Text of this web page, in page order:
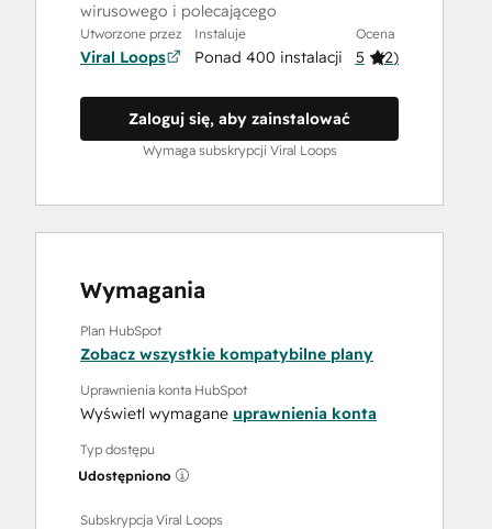
wirusowego i polecającego
Utworzone przez
Viral Loops
Instaluje
Ponad 400 instalacji
Ocena
5 (2)
Zaloguj się, aby zainstalować
Wymaga subskrypcji Viral Loops
Wymagania
Plan HubSpot
Zobacz wszystkie kompatybilne plany
Uprawnienia konta HubSpot
Wyświetl wymagane uprawnienia konta
Typ dostępu
Udostępniono
Subskrypcja Viral Loops